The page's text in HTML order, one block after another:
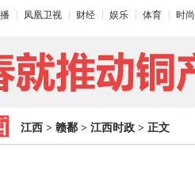
凤凰卫视 财经 娱乐 体育 时尚
江西 > 赣鄱 > 江西时政 > 正文